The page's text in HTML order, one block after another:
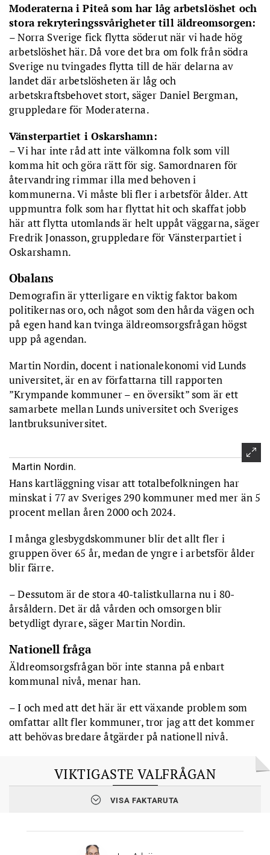
Moderaterna i Piteå som har låg arbetslöshet och
stora rekryteringssvårigheter till äldreomsorgen:
– Norra Sverige fick flytta söderut när vi hade hög
arbetslöshet här. Då vore det bra om folk från södra
Sverige nu tvingades flytta till de här delarna av
landet där arbetslösheten är låg och
arbetskraftsbehovet stort, säger Daniel Bergman,
gruppledare för Moderaterna.
Vänsterpartiet i Oskarshamn:
– Vi har inte råd att inte välkomna folk som vill
komma hit och göra rätt för sig. Samordnaren för
återvandring rimmar illa med behoven i
kommunerna. Vi måste bli fler i arbetsför ålder. Att
uppmuntra folk som har flyttat hit och skaffat jobb
här att flytta utomlands är helt uppåt väggarna, säger
Fredrik Jonasson, gruppledare för Vänsterpartiet i
Oskarshamn.
Obalans
Demografin är ytterligare en viktig faktor bakom
politikernas oro, och något som den hårda vägen och
på egen hand kan tvinga äldreomsorgsfrågan högst
upp på agendan.
Martin Nordin, docent i nationalekonomi vid Lunds
universitet, är en av författarna till rapporten
”Krympande kommuner – en översikt” som är ett
samarbete mellan Lunds universitet och Sveriges
lantbruksuniversitet.
Martin Nordin.
Hans kartläggning visar att totalbefolkningen har
minskat i 77 av Sveriges 290 kommuner med mer än 5
procent mellan åren 2000 och 2024.
I många glesbygdskommuner blir det allt fler i
gruppen över 65 år, medan de yngre i arbetsför ålder
blir färre.
– Dessutom är de stora 40-talistkullarna nu i 80-
årsåldern. Det är då vården och omsorgen blir
betydligt dyrare, säger Martin Nordin.
Nationell fråga
Äldreomsorgsfrågan bör inte stanna på enbart
kommunal nivå, menar han.
– I och med att det här är ett växande problem som
omfattar allt fler kommuner, tror jag att det kommer
att behövas bredare åtgärder på nationell nivå.
VIKTIGASTE VALFRÅGAN
kommunpolitikers ranking ut inför
VISA FAKTARUTA